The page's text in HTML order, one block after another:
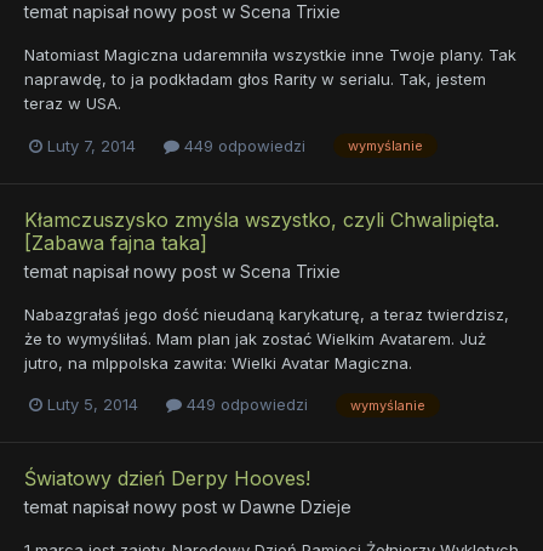
temat napisał nowy post w Scena Trixie
Natomiast Magiczna udaremniła wszystkie inne Twoje plany. Tak
naprawdę, to ja podkładam głos Rarity w serialu. Tak, jestem
teraz w USA.
Luty 7, 2014 449 odpowiedzi wymyślanie
Kłamczuszysko zmyśla wszystko, czyli Chwalipięta.
[Zabawa fajna taka]
temat napisał nowy post w Scena Trixie
Nabazgrałaś jego dość nieudaną karykaturę, a teraz twierdzisz,
że to wymyśliłaś. Mam plan jak zostać Wielkim Avatarem. Już
jutro, na mlppolska zawita: Wielki Avatar Magiczna.
Luty 5, 2014 449 odpowiedzi wymyślanie
Światowy dzień Derpy Hooves!
temat napisał nowy post w Dawne Dzieje